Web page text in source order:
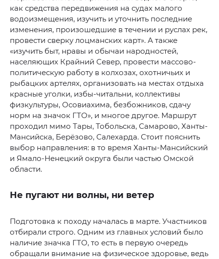
как средства передвижения на судах малого
водоизмещения, изучить и уточнить последние
изменения, произошедшие в течении и руслах рек,
провести сверку лоцманских карт». А также
«изучить быт, нравы и обычаи народностей,
населяющих Крайний Север, провести массово-
политическую работу в колхозах, охотничьих и
рыбацких артелях, организовать на местах отдыха
красные уголки, избы-читальни, коллективы
физкультуры, Осовиахима, безбожников, сдачу
норм на значок ГТО», и многое другое. Маршрут
проходил мимо Тары, Тобольска, Самарово, Ханты-
Мансийска, Берёзово, Салехарда. Стоит пояснить
выбор направления: в то время Ханты-Мансийский
и Ямало-Ненецкий округа были частью Омской
области.
Не пугают ни волны, ни ветер
Подготовка к походу началась в марте. Участников
отбирали строго. Одним из главных условий было
наличие значка ГТО, то есть в первую очередь
обращали внимание на физическое здоровье, ведь